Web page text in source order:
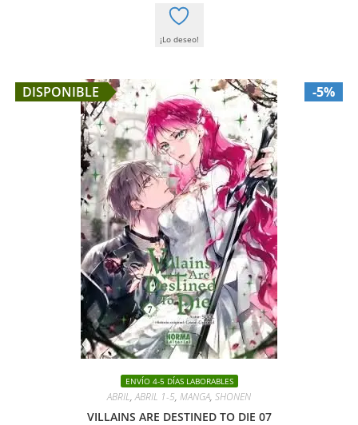
¡Lo deseo!
DISPONIBLE -5%
ENVÍO 4-5 DÍAS LABORABLES
ABRIL,ABRIL 1-5, MANGA, SHONEN
VILLAINS ARE DESTINED TO DIE 07